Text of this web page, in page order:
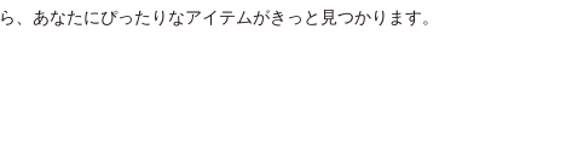
あなたにぴったりなアイテムがきっと見つかります。